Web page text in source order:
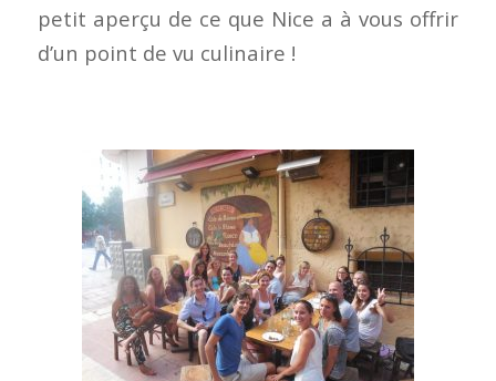
petit aperçu de ce que Nice a à vous offrir
d’un point de vu culinaire !